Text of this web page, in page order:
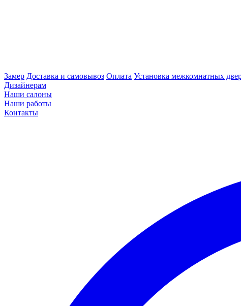
Замер Доставка и самовывоз Оплата Установка межкомнатных
Дизайнерам
Наши салоны
Наши работы
Контакты